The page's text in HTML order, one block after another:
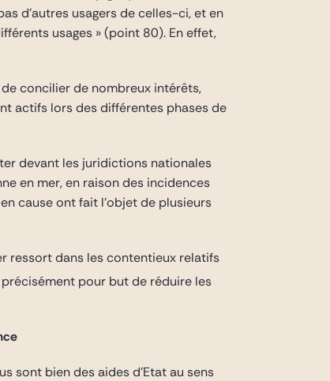
d’autres usagers de celles-ci, et en
usages » (point 80). En effet,
concilier de nombreux intérêts,
actifs lors des différentes phases de
devant les juridictions nationales
en mer, en raison des incidences
cause ont fait l’objet de plusieurs
ressort dans les contentieux relatifs
pour but de réduire les
sont bien des aides d’Etat au sens